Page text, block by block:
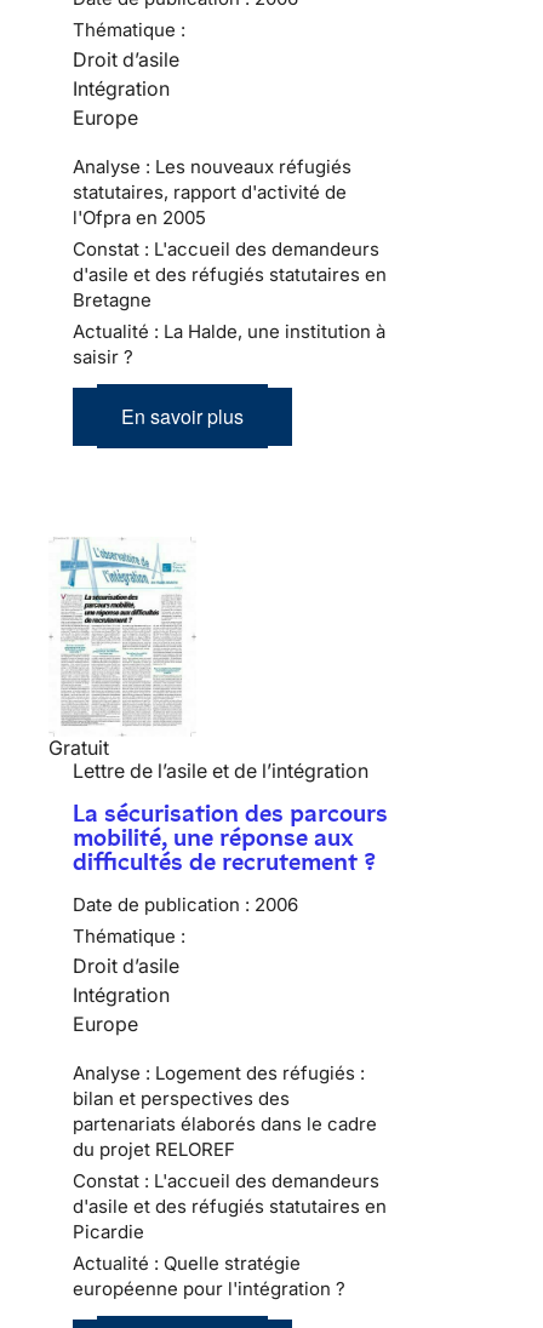
Thématique :
Droit d’asile
Intégration
Europe
Analyse : Les nouveaux réfugiés
statutaires, rapport d'activité de
l'Ofpra en 2005
Constat : L'accueil des demandeurs
d'asile et des réfugiés statutaires en
Bretagne
Actualité : La Halde, une institution à
saisir ?
En savoir plus
Gratuit
Lettre de l’asile et de l’intégration
La sécurisation des parcours
mobilité, une réponse aux
difficultés de recrutement ?
Date de publication : 2006
Thématique :
Droit d’asile
Intégration
Europe
Analyse : Logement des réfugiés :
bilan et perspectives des
partenariats élaborés dans le cadre
du projet RELOREF
Constat : L'accueil des demandeurs
d'asile et des réfugiés statutaires en
Picardie
Actualité : Quelle stratégie
européenne pour l'intégration ?